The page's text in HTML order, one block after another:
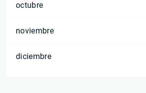
octubre
noviembre
diciembre